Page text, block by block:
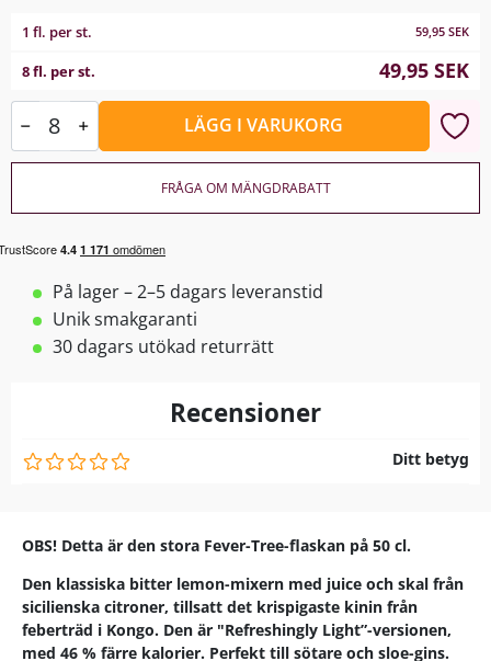
1 fl. per st. 59,95 SEK
8 fl. per st. 49,95 SEK
LÄGG I VARUKORG
FRÅGA OM MÄNGDRABATT
På lager – 2–5 dagars leveranstid
Unik smakgaranti
30 dagars utökad returrätt
Recensioner
Ditt betyg
OBS! Detta är den stora Fever-Tree-flaskan på 50 cl.
Den klassiska bitter lemon-mixern med juice och skal från
sicilienska citroner, tillsatt det krispigaste kinin från
feberträd i Kongo. Den är "Refreshingly Light”-versionen,
med 46 % färre kalorier. Perfekt till sötare och sloe-gins.